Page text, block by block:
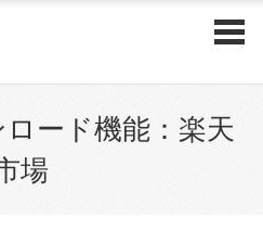
ード機能：楽天
場